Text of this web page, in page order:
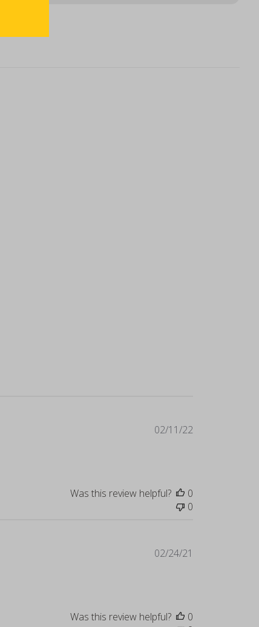
Published
02/11/22
Was this review helpful?
0
0
02/24/21
Was this review helpful?
0